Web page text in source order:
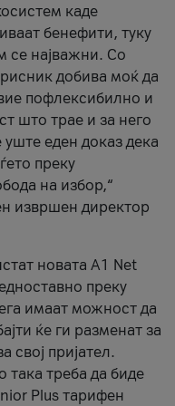
каде
бенефити, туку
се најважни. Со
добива моќ да
пофлексибилно и
што трае и за него
уште еден доказ дека
преку
на избор,“
извршен директор
новата А1 Net
преку
имаат можност да
ќе ги разменат за
свој пријател.
така треба да биде
Plus тарифен